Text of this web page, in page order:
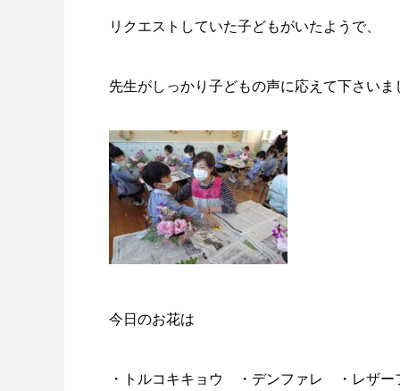
リクエストしていた子どもがいたようで、
先生がしっかり子どもの声に応えて下さいま
今日のお花は
・トルコキキョウ ・デンファレ ・レザー